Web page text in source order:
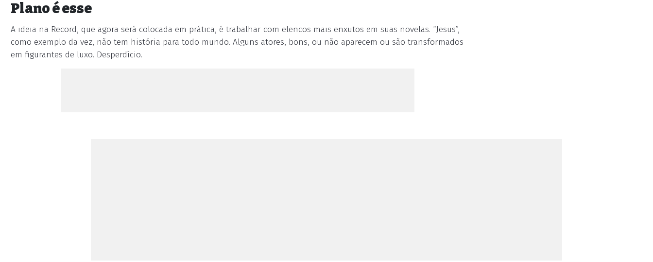
Plano é esse
A ideia na Record, que agora será colocada em prática, é trabalhar com elencos mais enxutos em suas novelas. “Jesus”,
como exemplo da vez, não tem história para todo mundo. Alguns atores, bons, ou não aparecem ou são transformados
em figurantes de luxo. Desperdício.